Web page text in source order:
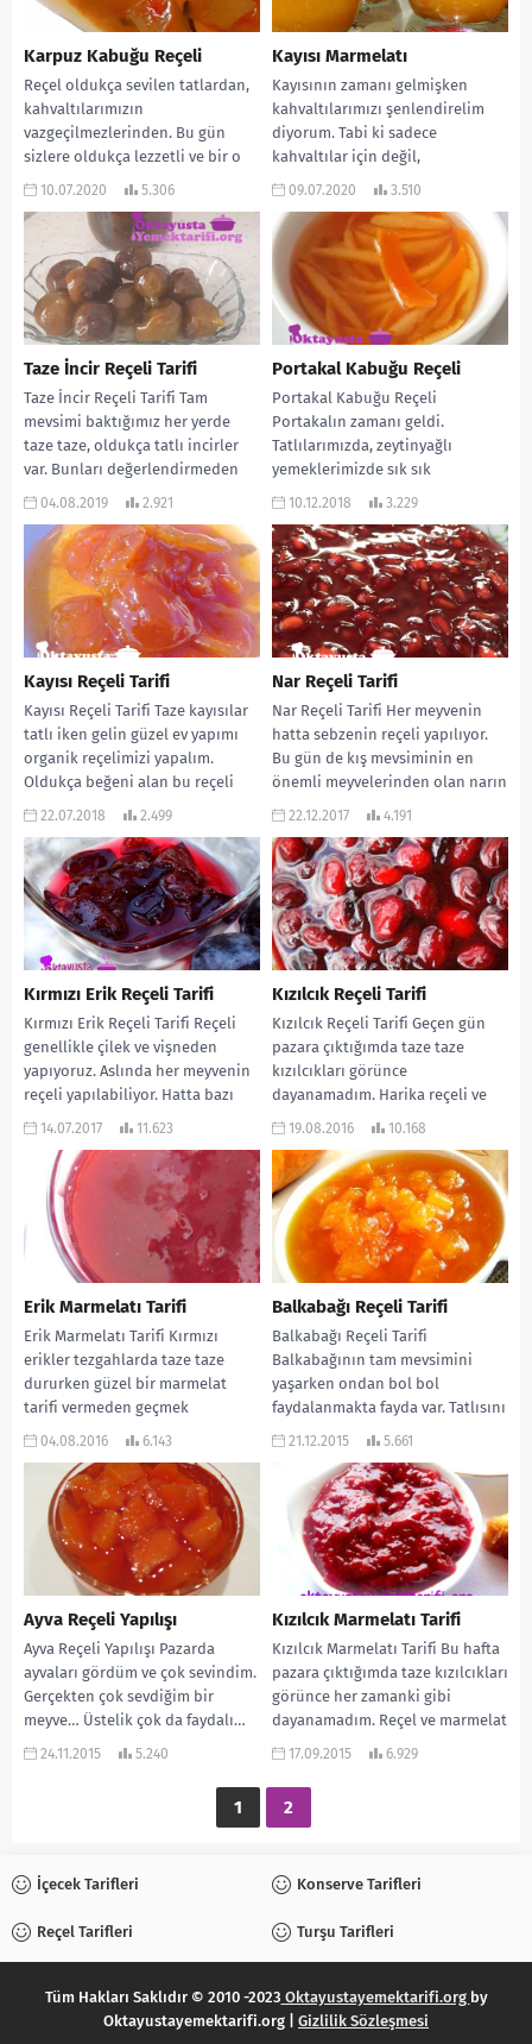
Karpuz Kabuğu Reçeli
Reçel oldukça sevilen tatlardan,
kahvaltılarımızın
vazgeçilmezlerinden. Bu gün
sizlere oldukça lezzetli ve bir o
kadar da değişik reçel tarifi
10.07.2020 5.306
Kayısı Marmelatı
Kayısının zamanı gelmişken
kahvaltılarımızı şenlendirelim
diyorum. Tabi ki sadece
kahvaltılar için değil,
kurabiyelerimizin üzerinde veya
kullanabiliriz....
09.07.2020 3.510
Taze İncir Reçeli Tarifi
Taze İncir Reçeli Tarifi Tam
mevsimi baktığımız her yerde
taze taze, oldukça tatlı incirler
var. Bunları değerlendirmeden
geçmek olmaz diye...
04.08.2019 2.921
Portakal Kabuğu Reçeli
Portakal Kabuğu Reçeli
Portakalın zamanı geldi.
Tatlılarımızda, zeytinyağlı
yemeklerimizde sık sık
kullanmaya başlayacağız. Bu gün
yapalım...
10.12.2018 3.229
Kayısı Reçeli Tarifi
Kayısı Reçeli Tarifi Taze kayısılar
tatlı iken gelin güzel ev yapımı
organik reçelimizi yapalım.
Oldukça beğeni alan bu reçeli
sizlerle...
22.07.2018 2.499
Nar Reçeli Tarifi
Nar Reçeli Tarifi Her meyvenin
hatta sebzenin reçeli yapılıyor.
Bu gün de kış mevsiminin en
önemli meyvelerinden olan narın
reçelinin...
22.12.2017 4.191
Kırmızı Erik Reçeli Tarifi
Kırmızı Erik Reçeli Tarifi Reçeli
genellikle çilek ve vişneden
yapıyoruz. Aslında her meyvenin
reçeli yapılabiliyor. Hatta bazı
sebzelerin bile… Bu...
14.07.2017 11.623
Kızılcık Reçeli Tarifi
Kızılcık Reçeli Tarifi Geçen gün
pazara çıktığımda taze taze
kızılcıkları görünce
dayanamadım. Harika reçeli ve
marmelatı oluyor. Özellikle
19.08.2016 10.168
Erik Marmelatı Tarifi
Erik Marmelatı Tarifi Kırmızı
erikler tezgahlarda taze taze
dururken güzel bir marmelat
tarifi vermeden geçmek
istemedim. Sabahları kahvaltıda
04.08.2016 6.143
Balkabağı Reçeli Tarifi
Balkabağı Reçeli Tarifi
Balkabağının tam mevsimini
yaşarken ondan bol bol
faydalanmakta fayda var. Tatlısını
çok sık yaparız. Peki hiç reçelini...
21.12.2015 5.661
Ayva Reçeli Yapılışı
Ayva Reçeli Yapılışı Pazarda
ayvaları gördüm ve çok sevindim.
Gerçekten çok sevdiğim bir
meyve… Üstelik çok da faydalı…
Ben kışın...
24.11.2015 5.240
Kızılcık Marmelatı Tarifi
Kızılcık Marmelatı Tarifi Bu hafta
pazara çıktığımda taze kızılcıkları
görünce her zamanki gibi
dayanamadım. Reçel ve marmelat
seven bir aile...
17.09.2015 6.929
1 2
İçecek Tarifleri Konserve Tarifleri
Reçel Tarifleri Turşu Tarifleri
Tüm Hakları Saklıdır © 2010 -2023 Oktayustayemektarifi.org by
Oktayustayemektarifi.org | Gizlilik Sözleşmesi